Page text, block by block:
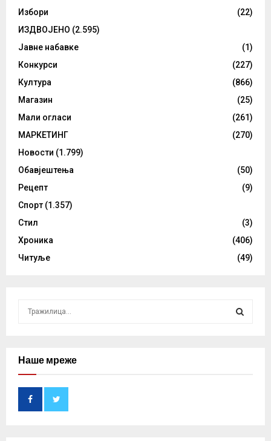
Избори
(22)
ИЗДВОЈЕНО (2.595)
Јавне набавке
(1)
Конкурси
(227)
Култура
(866)
Магазин
(25)
Мали огласи
(261)
МАРКЕТИНГ
(270)
Новости (1.799)
Обавјештења
(50)
Рецепт
(9)
Спорт (1.357)
Стил
(3)
Хроника
(406)
Читуље
(49)
cНаше мреже